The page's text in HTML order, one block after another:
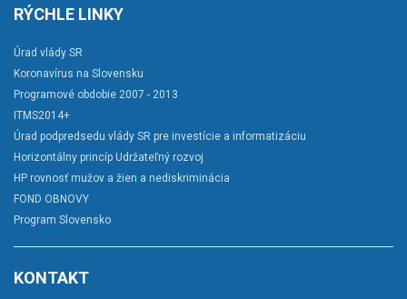
RÝCHLE LINKY
Úrad vlády SR
Koronavírus na Slovensku
Programové obdobie 2007 - 2013
ITMS2014+
Úrad podpredsedu vlády SR pre investície a informatizáciu
Horizontálny princíp Udržateľný rozvoj
HP rovnosť mužov a žien a nediskriminácia
FOND OBNOVY
Program Slovensko
KONTAKT